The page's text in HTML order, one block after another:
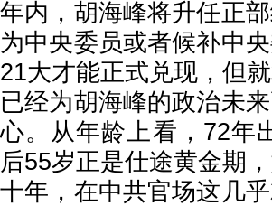
年内，胡海峰将升任正
为中央委员或者候补中
21大才能正式兑现，但
已经为胡海峰的政治未
心。从年龄上看，72年
后55岁正是仕途黄金期
十年，在中共官场这几